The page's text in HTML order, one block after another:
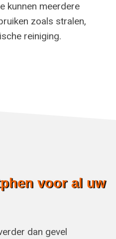
kunnen meerdere
zoals stralen,
reiniging.
voor al uw
dan gevel